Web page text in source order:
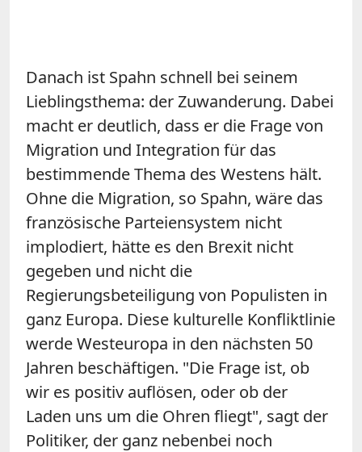
Danach ist Spahn schnell bei seinem
Lieblingsthema: der Zuwanderung. Dabei
macht er deutlich, dass er die Frage von
Migration und Integration für das
bestimmende Thema des Westens hält.
Ohne die Migration, so Spahn, wäre das
französische Parteiensystem nicht
implodiert, hätte es den Brexit nicht
gegeben und nicht die
Regierungsbeteiligung von Populisten in
ganz Europa. Diese kulturelle Konfliktlinie
werde Westeuropa in den nächsten 50
Jahren beschäftigen. "Die Frage ist, ob
wir es positiv auflösen, oder ob der
Laden uns um die Ohren fliegt", sagt der
Politiker, der ganz nebenbei noch